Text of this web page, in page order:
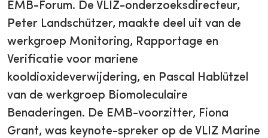
EMB-Forum. De VLIZ-onderzoeksdirecteur,
Peter Landschützer, maakte deel uit van de
werkgroep Monitoring, Rapportage en
Verificatie voor mariene
kooldioxideverwijdering, en Pascal Hablützel
van de werkgroep Biomoleculaire
Benaderingen. De EMB-voorzitter, Fiona
Grant, was keynote-spreker op de VLIZ Marine